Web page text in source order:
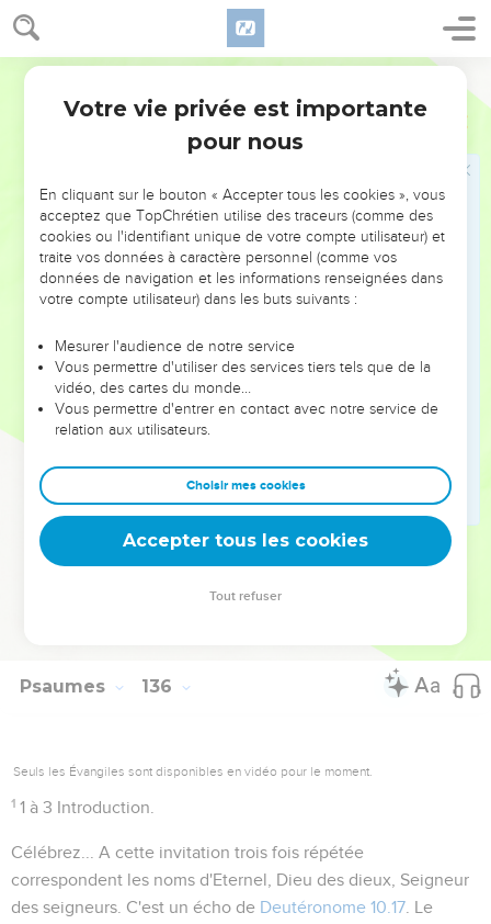
Psaumes 135
L'Eternel fera droit...
Tout ce verset 14 est une citation de
Deutéronome 32.36. Il révèle quelle était la situation d'Israël,
au moment où fut composé le psaume. Israël opprimé (après
l'exil, ainsi que l'indiquent aussi certaines formes de langage
du psaume) se demande si la promesse du Deutéronome ne
Il se repentira: sa colère fera place à la miséricorde, dès le
moment où le peuple lui-même recourra humblement à
cette miséricorde. VoirJérémie 18.7, note.
proie de nations qui n'ont que des dieux morts ? C'est ici une
reproduction abrégée dePsaumes 115.1-8
Psaumes 115.9-11
Béni soit de Sion... Comparez Psaumes 134.3
Psaumes 136
Seuls les Évangiles sont disponibles en vidéo pour le moment.
1 1 à 3 Introduction.
Célébrez...
A cette invitation trois fois répétée
correspondent les noms d'Eternel Dieu des dieux
Seigneur
des seigneurs . C'est un écho de Deutéronome 10.17 . Le
Votre vie privée est importante
pour nous
En cliquant sur le bouton « Accepter tous les cookies », vous
acceptez que TopChrétien utilise des traceurs (comme des
cookies ou l'identifiant unique de votre compte utilisateur) et
traite vos données à caractère personnel (comme vos
données de navigation et les informations renseignées dans
votre compte utilisateur) dans les buts suivants :
Mesurer l'audience de notre service
Vous permettre d'utiliser des services tiers tels que de la
vidéo, des cartes du monde…
Vous permettre d'entrer en contact avec notre service de
relation aux utilisateurs.
Choisir mes cookies
Accepter tous les cookies
Tout refuser